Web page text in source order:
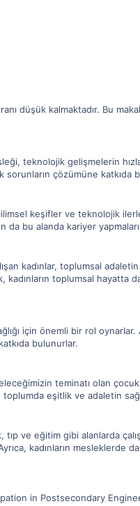
düşük kalmaktadır. Bu
teknolojik gelişmelerin
sorunların çözümüne katkıda
keşifler ve teknolojik
da bu alanda kariyer
kadınlar, toplumsal
kadınların toplumsal
için önemli bir rol
bulunurlar.
teminatı olan
eşitlik ve adaletin
ve eğitim gibi alanlarda
kadınların mesleklerde
in Postsecondary